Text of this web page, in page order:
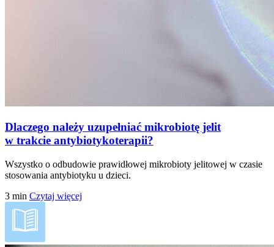
Dlaczego należy uzupełniać mikrobiotę jelit
w trakcie antybiotykoterapii?
Wszystko o odbudowie prawidłowej mikrobioty jelitowej w czasie
stosowania antybiotyku u dzieci.
3 min Czytaj więcej